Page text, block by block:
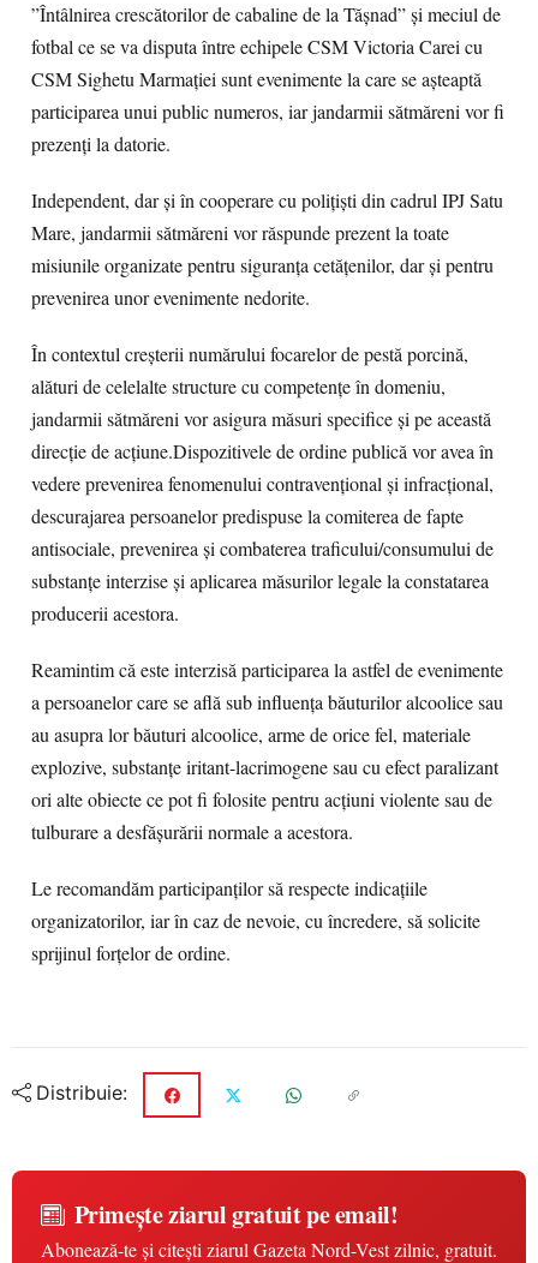
”Întâlnirea crescătorilor de cabaline de la Tășnad” și meciul de
fotbal ce se va disputa între echipele CSM Victoria Carei cu
CSM Sighetu Marmației sunt evenimente la care se așteaptă
participarea unui public numeros, iar jandarmii sătmăreni vor fi
prezenți la datorie.
Independent, dar și în cooperare cu polițiști din cadrul IPJ Satu
Mare, jandarmii sătmăreni vor răspunde prezent la toate
misiunile organizate pentru siguranța cetățenilor, dar și pentru
prevenirea unor evenimente nedorite.
În contextul creșterii numărului focarelor de pestă porcină,
alături de celelalte structure cu competențe în domeniu,
jandarmii sătmăreni vor asigura măsuri specifice și pe această
direcție de acțiune.Dispozitivele de ordine publică vor avea în
vedere prevenirea fenomenului contravenţional şi infracţional,
descurajarea persoanelor predispuse la comiterea de fapte
antisociale, prevenirea și combaterea traficului/consumului de
substanțe interzise şi aplicarea măsurilor legale la constatarea
producerii acestora.
Reamintim că este interzisă participarea la astfel de evenimente
a persoanelor care se află sub influența băuturilor alcoolice sau
au asupra lor băuturi alcoolice, arme de orice fel, materiale
explozive, substanțe iritant-lacrimogene sau cu efect paralizant
ori alte obiecte ce pot fi folosite pentru acțiuni violente sau de
tulburare a desfășurării normale a acestora.
Le recomandăm participanților să respecte indicațiile
organizatorilor, iar în caz de nevoie, cu încredere, să solicite
sprijinul forțelor de ordine.
Distribuie:
Primește ziarul gratuit pe email!
Abonează-te și citești ziarul Gazeta Nord-Vest zilnic, gratuit.